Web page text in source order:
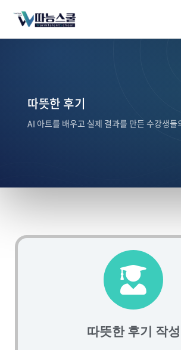
따뜻한 후기
AI 아트를 배우고 실제 결과를 만든 수강생들
따뜻한 후기 작성